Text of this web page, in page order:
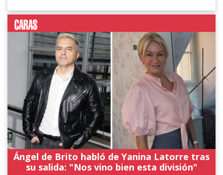
Ángel de Brito habló de Yanina Latorre tras
su salida: "Nos vino bien esta división"